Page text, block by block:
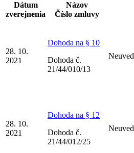
Dátum
zverejnenia
Názov
Číslo zmluvy
28. 10.
2021
Dohoda na § 10
Dohoda č.
21/44/010/13
28. 10.
2021
Dohoda na § 12
Dohoda č.
21/44/012/25